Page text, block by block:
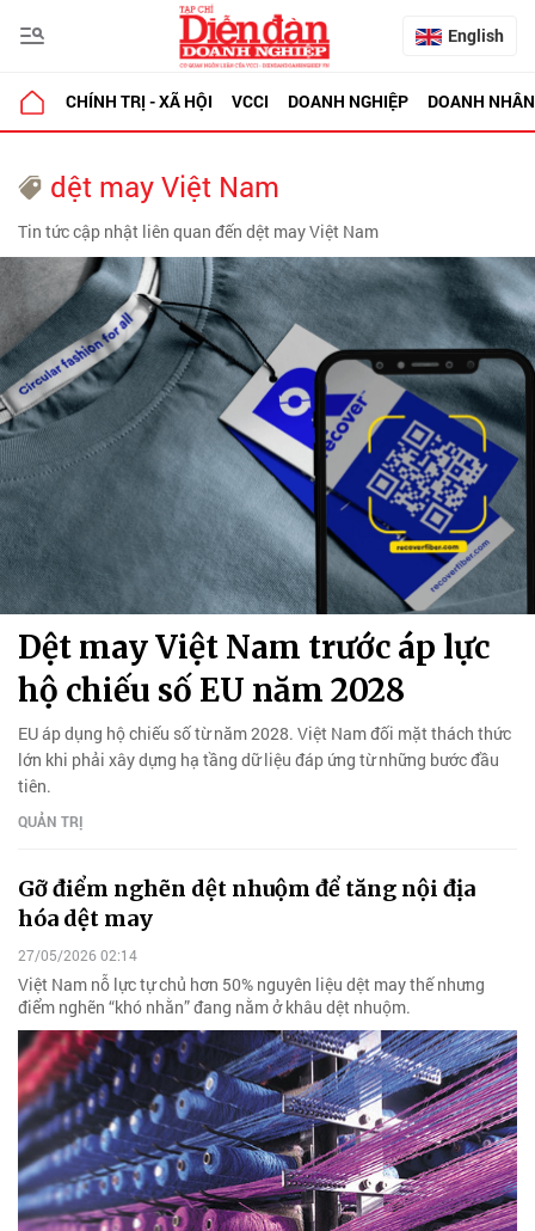
English
CHÍNH TRỊ - XÃ HỘI VCCI DOANH NGHIỆP DOANH NHÂN
dệt may Việt Nam
Tin tức cập nhật liên quan đến dệt may Việt Nam
Dệt may Việt Nam trước áp lực
hộ chiếu số EU năm 2028
EU áp dụng hộ chiếu số từ năm 2028. Việt Nam đối mặt thách thức
lớn khi phải xây dựng hạ tầng dữ liệu đáp ứng từ những bước đầu
tiên.
QUẢN TRỊ
Gỡ điểm nghẽn dệt nhuộm để tăng nội địa
hóa dệt may
27/05/2026 02:14
Việt Nam nỗ lực tự chủ hơn 50% nguyên liệu dệt may thế nhưng
điểm nghẽn “khó nhằn” đang nằm ở khâu dệt nhuộm.